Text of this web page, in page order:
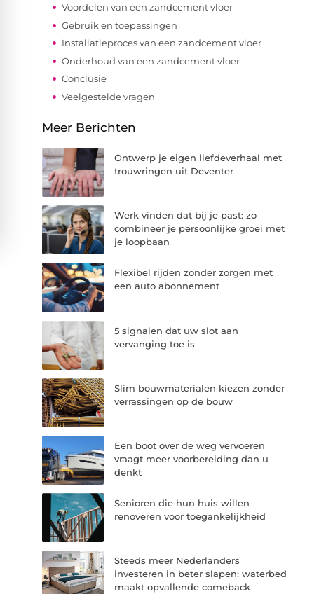
Voordelen van een zandcement vloer
Gebruik en toepassingen
Installatieproces van een zandcement vloer
Onderhoud van een zandcement vloer
Conclusie
Veelgestelde vragen
Meer Berichten
Ontwerp je eigen liefdeverhaal met
trouwringen uit Deventer
Werk vinden dat bij je past: zo
combineer je persoonlijke groei met
je loopbaan
Flexibel rijden zonder zorgen met
een auto abonnement
5 signalen dat uw slot aan
vervanging toe is
Slim bouwmaterialen kiezen zonder
verrassingen op de bouw
Een boot over de weg vervoeren
vraagt meer voorbereiding dan u
denkt
Senioren die hun huis willen
renoveren voor toegankelijkheid
Steeds meer Nederlanders
investeren in beter slapen: waterbed
maakt opvallende comeback